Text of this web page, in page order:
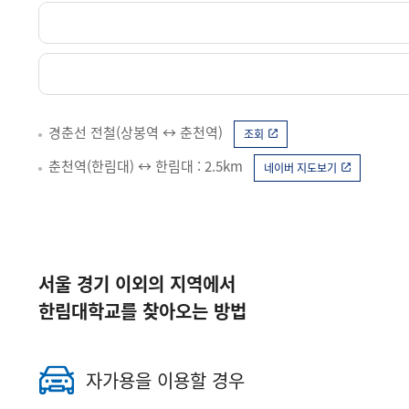
경춘선 전철(상봉역 ↔ 춘천역)
춘천역(한림대) ↔ 한림대 : 2.5km
서울 경기 이외의 지역에서
한림대학교를 찾아오는 방법
자가용을 이용할 경우